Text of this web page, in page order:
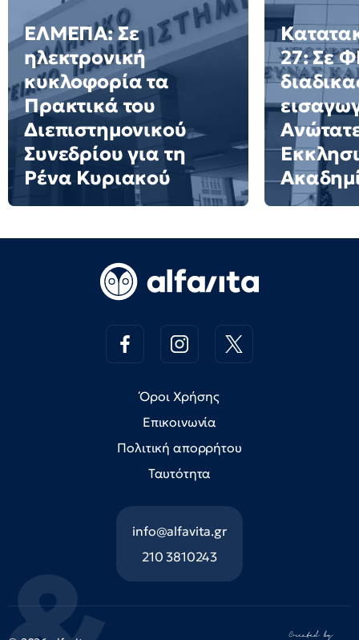
ΕΛΜΕΠΑ: Σε
ηλεκτρονική
κυκλοφορία τα
Πρακτικά του
Διεπιστημονικού
Συνεδρίου για τη
Ρένα Κυριακού
27: Σε
Όροι Χρήσης
Επικοινωνία
Πολιτική απορρήτου
Ταυτότητα
info@alfavita.gr
210 3810243